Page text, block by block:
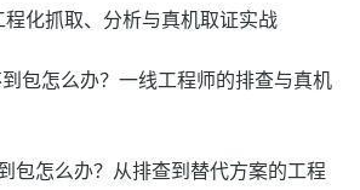
化抓取、分析与真机取证实战
包怎么办？一线工程师的排查与真机
包怎么办？从排查到替代方案的工程